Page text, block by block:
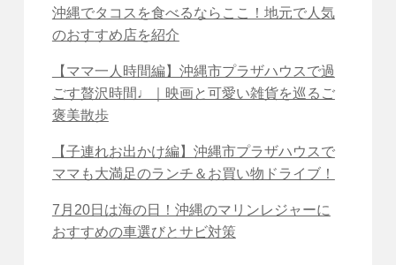
沖縄でタコスを食べるならここ！地元で人気
のおすすめ店を紹介
【ママ一人時間編】沖縄市プラザハウスで過
ごす贅沢時間♩｜映画と可愛い雑貨を巡るご
褒美散歩
【子連れお出かけ編】沖縄市プラザハウスで
ママも大満足のランチ＆お買い物ドライブ！
7月20日は海の日！沖縄のマリンレジャーに
おすすめの車選びとサビ対策